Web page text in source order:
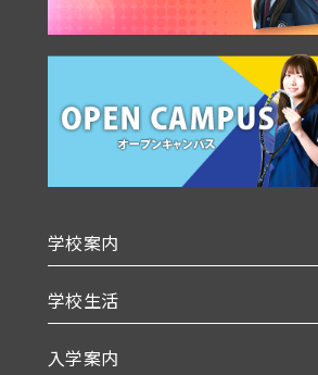
学校案内
学校生活
入学案内